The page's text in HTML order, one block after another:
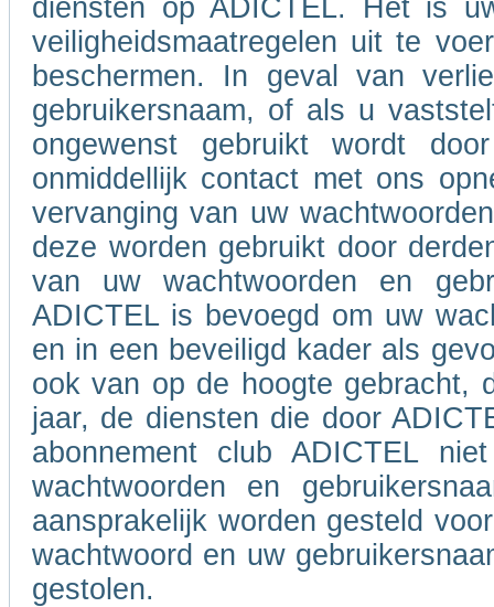
diensten op ADICTEL. Het is
veiligheidsmaatregelen uit te
beschermen. In geval van
gebruikersnaam, of als u
ongewenst gebruikt wordt
onmiddellijk contact met ons
vervanging van uw
deze worden gebruikt door
van uw wachtwoorden en
ADICTEL is bevoegd om uw
en in een beveiligd kader als
ook van op de hoogte gebracht,
jaar, de diensten die door
abonnement club ADICTEL
wachtwoorden en
aansprakelijk worden gesteld
wachtwoord en uw
gestolen.